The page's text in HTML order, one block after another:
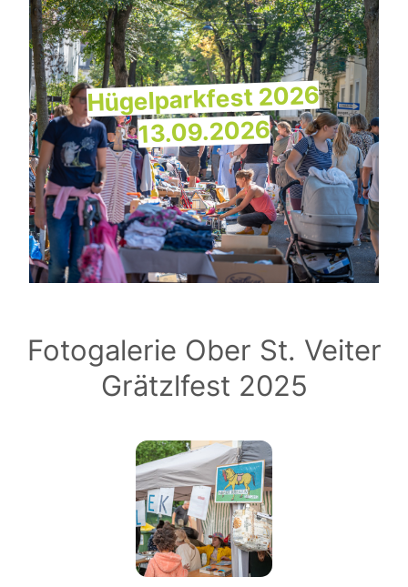
Hügelparkfest 2026
13.09.2026
Fotogalerie Ober St. Veiter
Grätzlfest 2025